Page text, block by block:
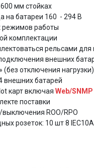
мм стойках
на батареи 160 - 294 В
режимов работы
комплектации
рельсами для
внешних
отключения
внешних батарей
карт включая Web/
поставки
ROO/RPO
розеток: 10 шт 8